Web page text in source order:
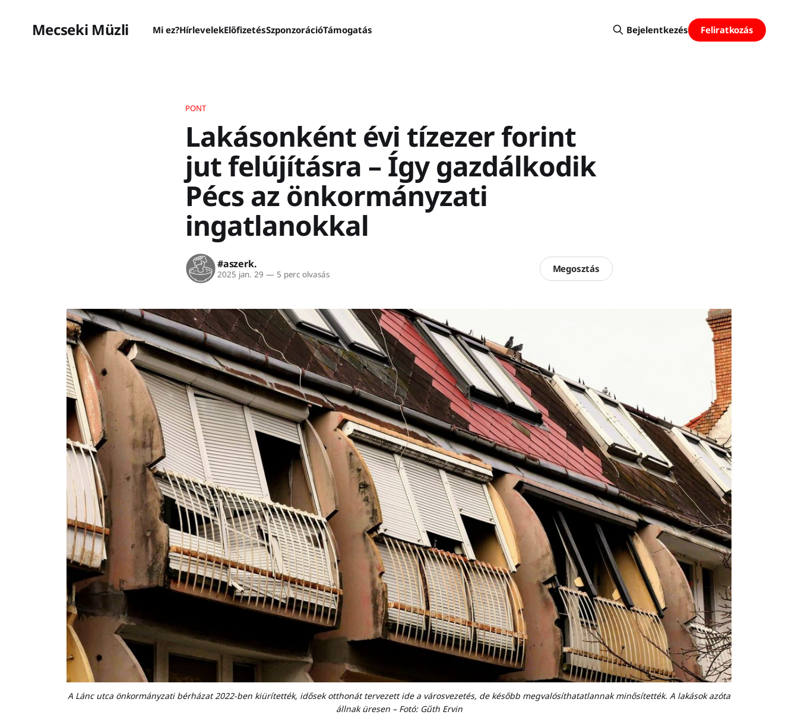
Mecseki Müzli Mi ez?HírlevelekElőfizetésSzponzorációTámogatás Bejelentkezés Feliratkozás
PONT
Lakásonként évi tízezer forint
jut felújításra – Így gazdálkodik
Pécs az önkormányzati
ingatlanokkal
#aszerk.
2025 jan. 29 — 5 perc olvasás Megosztás
A Lánc utca önkormányzati bérházat 2022-ben kiürítették, idősek otthonát tervezett ide a városvezetés, de később megvalósíthatatlannak minősítették. A lakások azóta
állnak üresen – Fotó: Gűth Ervin